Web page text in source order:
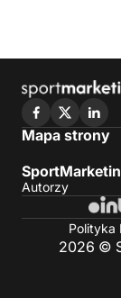
Mapa strony
Autorzy
Polityka
2026 ©